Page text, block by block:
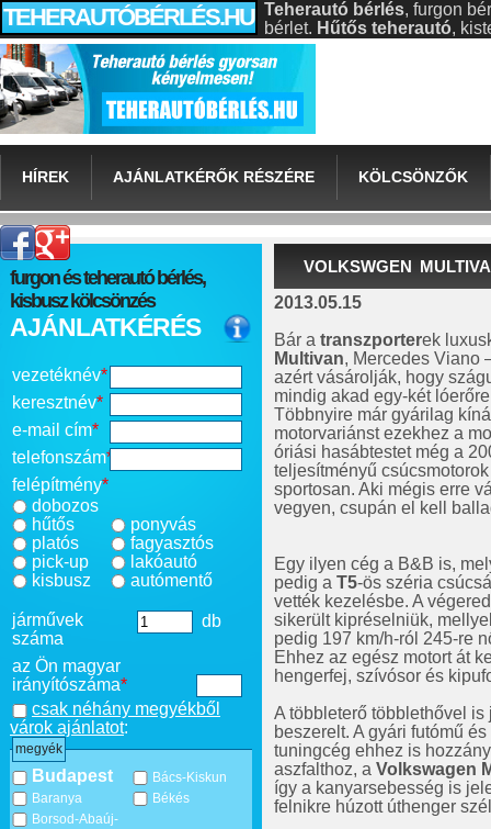
TEHERAUTÓBÉRLÉS.HU Teherautó bérlés, furgon
bérlet. Hűtős teherautó,
HÍREK AJÁNLATKÉRŐK RÉSZÉRE KÖLCSÖNZŐK
furgon és teherautó bérlés,
kisbusz kölcsönzés
AJÁNLATKÉRÉS
vezetéknév*
keresztnév*
e-mail cím*
telefonszám*
felépítmény*
dobozos
hűtős
platós
pick-up
kisbusz
ponyvás
fagyasztós
lakóautó
autómentő
járművek
száma
db
az Ön magyar
irányítószáma*
csak néhány megyékből
várok ajánlatot:
megyék
Budapest
Bács-Kiskun
Baranya
Békés
Borsod-Abaúj-
VOLKSWGEN
2013.05.15
Bár a transzporterek
Multivan, Mercedes Viano
azért vásárolják, hogy
mindig akad egy-két
Többnyire már gyárilag
motorvariánst ezekhez a
óriási hasábtestet még a
teljesítményű
sportosan. Aki mégis erre
vegyen, csupán el kell
Egy ilyen cég a B&B is,
pedig a T5-ös széria
vették kezelésbe. A
sikerült kipréselniük,
pedig 197 km/h-ról 245-re
Ehhez az egész motort át
hengerfej, szívósor és
A többleterő többlethővel
beszerelt. A gyári futómű
tuningcég ehhez is
aszfalthoz, a Volkswagen
így a kanyarsebesség is
felnikre húzott úthenger